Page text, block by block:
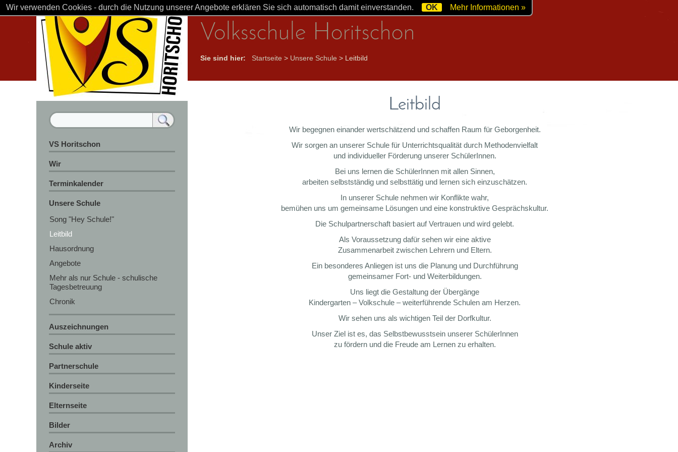
Volksschule Horitschon
Sie sind hier: Startseite > Unsere Schule > Leitbild
Leitbild
Wir begegnen einander wertschätzend und schaffen Raum für Geborgenheit.
Wir sorgen an unserer Schule für Unterrichtsqualität durch Methodenvielfalt
und individueller Förderung unserer SchülerInnen.
Bei uns lernen die SchülerInnen mit allen Sinnen,
arbeiten selbstständig und selbsttätig und lernen sich einzuschätzen.
In unserer Schule nehmen wir Konflikte wahr,
bemühen uns um gemeinsame Lösungen und eine konstruktive Gesprächskultur.
Die Schulpartnerschaft basiert auf Vertrauen und wird gelebt.
Als Voraussetzung dafür sehen wir eine aktive
Zusammenarbeit zwischen Lehrern und Eltern.
Ein besonderes Anliegen ist uns die Planung und Durchführung
gemeinsamer Fort- und Weiterbildungen.
Uns liegt die Gestaltung der Übergänge
Kindergarten – Volkschule – weiterführende Schulen am Herzen.
Wir sehen uns als wichtigen Teil der Dorfkultur.
Unser Ziel ist es, das Selbstbewusstsein unserer SchülerInnen
zu fördern und die Freude am Lernen zu erhalten.
VS Horitschon
Wir
Terminkalender
Unsere Schule
Song "Hey Schule!"
Leitbild
Hausordnung
Angebote
Mehr als nur Schule - schulische
Tagesbetreuung
Chronik
Auszeichnungen
Schule aktiv
Partnerschule
Kinderseite
Elternseite
Bilder
Archiv
Wir verwenden Cookies - durch die Nutzung unserer Angebote erklären Sie sich automatisch damit einverstanden. OK Mehr Informationen »